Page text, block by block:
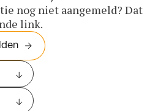
nog niet aangemeld? Dat
link.